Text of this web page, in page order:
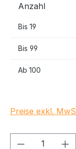
Anzahl
Bis 19
Bis 99
Ab 100
Preise exkl.
Produkt